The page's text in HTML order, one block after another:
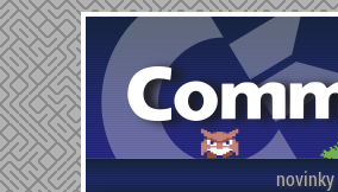
novinky